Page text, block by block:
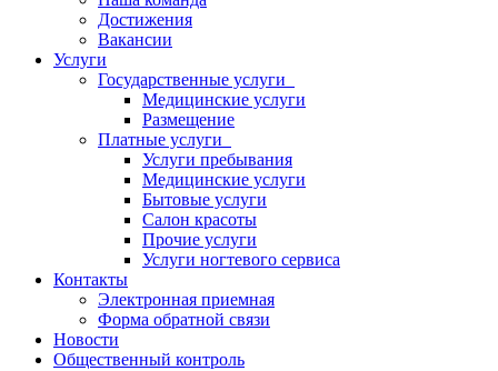
Достижения
Вакансии
Услуги
Государственные услуги
Медицинские услуги
Размещение
Платные услуги
Услуги пребывания
Медицинские услуги
Бытовые услуги
Салон красоты
Прочие услуги
Услуги ногтевого сервиса
Контакты
Электронная приемная
Форма обратной связи
Новости
Общественный контроль